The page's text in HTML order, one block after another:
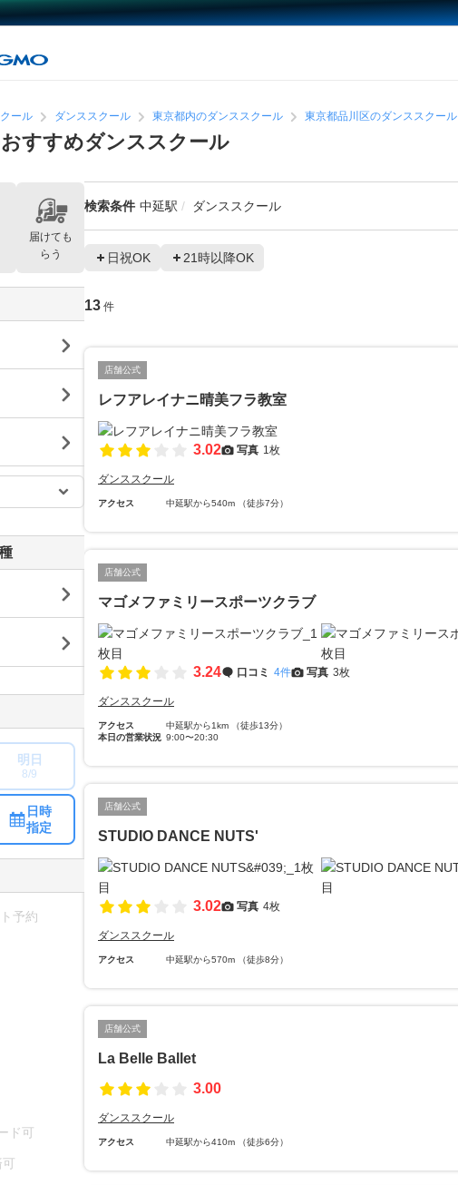
ール ダンススクール 東京都内のダンススクール 東京都品川区のダンススクール
すすめダンススクール
検索条件 中延駅 ダンススクール
日祝OK 21時以降OK
13 件
店舗公式
レフアレイナニ晴美フラ教室
3.02 写真 1枚
ダンススクール
アクセス 中延駅から540m （徒歩7分）
店舗公式
マゴメファミリースポーツクラブ
3.24 口コミ 4件 写真 3枚
ダンススクール
アクセス
中延駅から1km （徒歩13分）
本日の営業状況 9:00〜20:30
店舗公式
STUDIO DANCE NUTS'
3.02 写真 4枚
ダンススクール
アクセス 中延駅から570m （徒歩8分）
店舗公式
La Belle Ballet
3.00
ダンススクール
アクセス 中延駅から410m （徒歩6分）
届けても
らう
明日
8/9
日時
指定
予約
ド可